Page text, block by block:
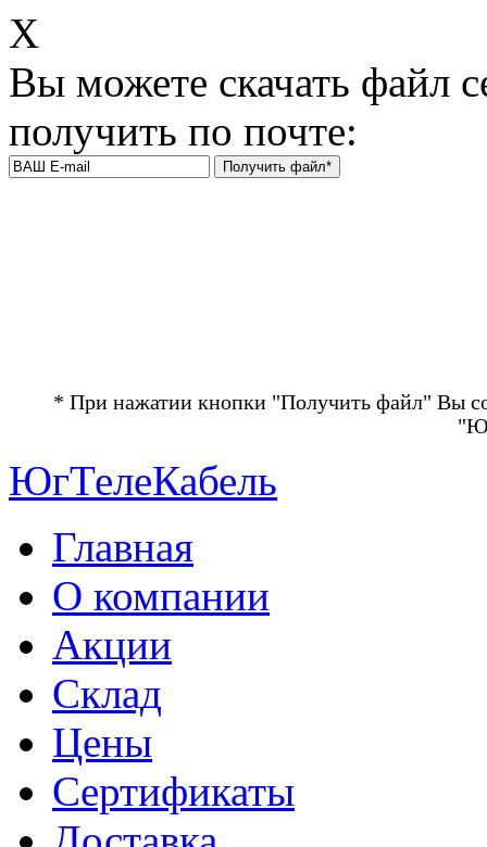
Х
Вы можете скачать файл
получить по почте:
* При нажатии кнопки "Получить файл" Вы
ЮгТелеКабель
Главная
О компании
Акции
Склад
Цены
Сертификаты